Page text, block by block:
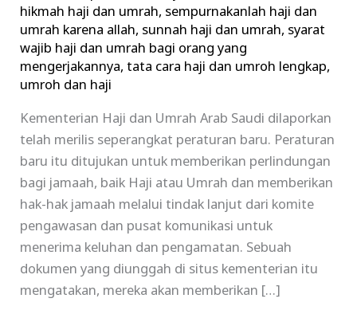
hikmah haji dan umrah, sempurnakanlah haji dan
umrah karena allah, sunnah haji dan umrah, syarat
wajib haji dan umrah bagi orang yang
mengerjakannya,tata cara haji dan umroh lengkap,
umroh dan haji
Kementerian Haji dan Umrah Arab Saudi dilaporkan
telah merilis seperangkat peraturan baru. Peraturan
baru itu ditujukan untuk memberikan perlindungan
bagi jamaah, baik Haji atau Umrah dan memberikan
hak-hak jamaah melalui tindak lanjut dari komite
pengawasan dan pusat komunikasi untuk
menerima keluhan dan pengamatan. Sebuah
dokumen yang diunggah di situs kementerian itu
mengatakan, mereka akan memberikan […]